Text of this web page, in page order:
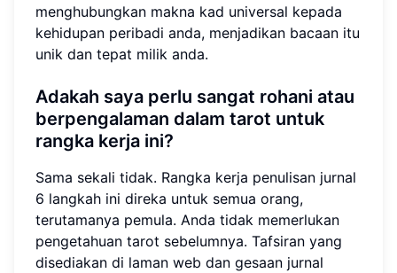
menghubungkan makna kad universal kepada
kehidupan peribadi anda, menjadikan bacaan itu
unik dan tepat milik anda.
Adakah saya perlu sangat rohani atau
berpengalaman dalam tarot untuk
rangka kerja ini?
Sama sekali tidak. Rangka kerja penulisan jurnal
6 langkah ini direka untuk semua orang,
terutamanya pemula. Anda tidak memerlukan
pengetahuan tarot sebelumnya. Tafsiran yang
disediakan di laman web dan gesaan jurnal